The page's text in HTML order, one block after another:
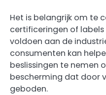
Het is belangrijk om te
certificeringen of
voldoen aan de
consumenten kan
beslissingen te nemen
bescherming dat door
geboden.